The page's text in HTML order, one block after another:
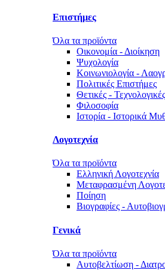
Επιστήμες
Όλα τα προϊόντα
Οικονομία - Διοίκηση
Ψυχολογία
Κοινωνιολογία -
Πολιτικές Eπιστήμες
Θετικές -
Φιλοσοφία
Ιστορία - Ιστορικά
Λογοτεχνία
Όλα τα προϊόντα
Ελληνική Λογοτεχνία
Μεταφρασμένη
Ποίηση
Βιογραφίες -
Γενικά
Όλα τα προϊόντα
Αυτοβελτίωση -